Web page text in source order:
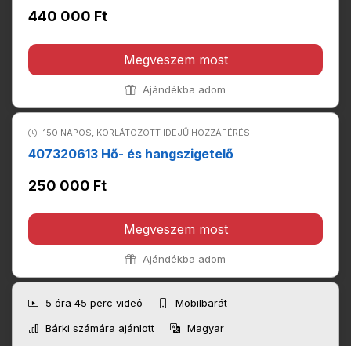
440 000 Ft
Megveszem most
Ajándékba adom
150 NAPOS, KORLÁTOZOTT IDEJŰ HOZZÁFÉRÉS
407320613 Hő- és hangszigetelő
250 000 Ft
Megveszem most
Ajándékba adom
5 óra 45 perc videó
Mobilbarát
Bárki számára ajánlott
Magyar